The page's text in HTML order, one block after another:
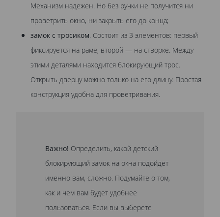
Механизм надежен. Но без ручки не получится ни
проветрить окно, ни закрыть его до конца;
замок с тросиком. Состоит из 3 элементов: первый
фиксируется на раме, второй — на створке. Между
этими деталями находится блокирующий трос.
Открыть дверцу можно только на его длину. Простая
конструкция удобна для проветривания.
Важно! Определить, какой детский
блокирующий замок на окна подойдет
именно вам, сложно. Подумайте о том,
как и чем вам будет удобнее
пользоваться. Если вы выберете